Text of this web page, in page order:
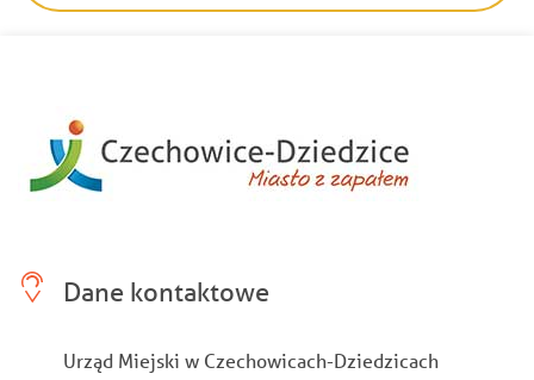
Dane kontaktowe
Urząd Miejski w Czechowicach-Dziedzicach